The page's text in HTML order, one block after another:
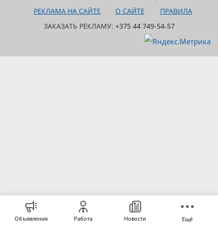
РЕКЛАМА НА САЙТЕ О САЙТЕ
ПРАВИЛА
ЗАКАЗАТЬ РЕКЛАМУ: +375 44 749-54-57
Объявления Работа Новости Ещё